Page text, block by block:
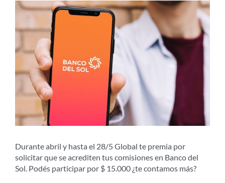
View
Image
Durante abril y hasta el 28/5 Global te premia por
solicitar que se acrediten tus comisiones en Banco del
Sol. Podés participar por $ 15.000 ¿te contamos más?